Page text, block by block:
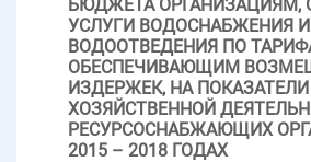
БЮДЖЕТА
УСЛУГИ ВОДОСНАБЖЕНИЯ И
ВОДООТВЕДЕНИЯ ПО
ОБЕСПЕЧИВАЮЩИМ
ИЗДЕРЖЕК, НА
ХОЗЯЙСТВЕННОЙ
РЕСУРСОСНАБЖАЮЩИХ
2015 – 2018 ГОДАХ